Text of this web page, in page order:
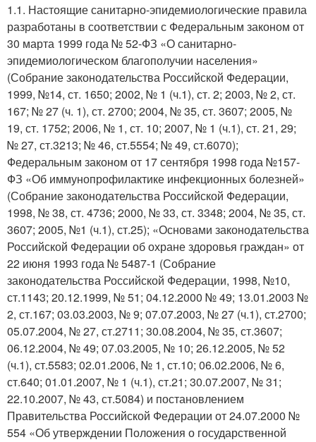
1.1. Настоящие санитарно-эпидемиологические правила
разработаны в соответствии с Федеральным законом от
30 марта 1999 года № 52-ФЗ «О санитарно-
эпидемиологическом благополучии населения»
(Собрание законодательства Российской Федерации,
1999, №14, ст. 1650; 2002, № 1 (ч.1), ст. 2; 2003, № 2, ст.
167; № 27 (ч. 1), ст. 2700; 2004, № 35, ст. 3607; 2005, №
19, ст. 1752; 2006, № 1, ст. 10; 2007, № 1 (ч.1), ст. 21, 29;
№ 27, ст.3213; № 46, ст.5554; № 49, ст.6070);
Федеральным законом от 17 сентября 1998 года №157-
ФЗ «Об иммунопрофилактике инфекционных болезней»
(Собрание законодательства Российской Федерации,
1998, № 38, ст. 4736; 2000, № 33, ст. 3348; 2004, № 35, ст.
3607; 2005, №1 (ч.1), ст.25); «Основами законодательства
Российской Федерации об охране здоровья граждан» от
22 июня 1993 года № 5487-1 (Собрание
законодательства Российской Федерации, 1998, №10,
ст.1143; 20.12.1999, № 51; 04.12.2000 № 49; 13.01.2003 №
2, ст.167; 03.03.2003, № 9; 07.07.2003, № 27 (ч.1), ст.2700;
05.07.2004, № 27, ст.2711; 30.08.2004, № 35, ст.3607;
06.12.2004, № 49; 07.03.2005, № 10; 26.12.2005, № 52
(ч.1), ст.5583; 02.01.2006, № 1, ст.10; 06.02.2006, № 6,
ст.640; 01.01.2007, № 1 (ч.1), ст.21; 30.07.2007, № 31;
22.10.2007, № 43, ст.5084) и постановлением
Правительства Российской Федерации от 24.07.2000 №
554 «Об утверждении Положения о государственной